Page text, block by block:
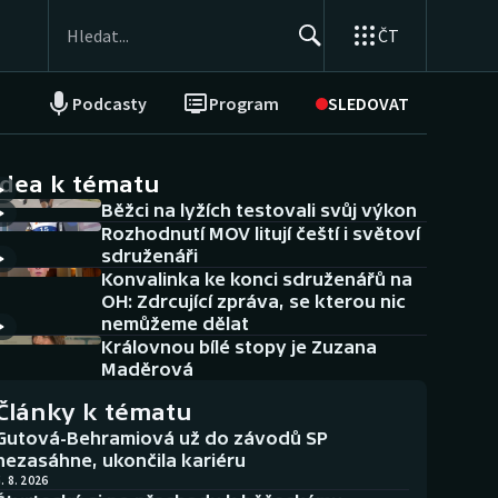
ČT
Podcasty Program SLEDOVAT
NEPŘEHLÉDNĚTE
Historické návraty
Aplikace ČT sport
AZ kvíz
k tématu
Běžci na lyžích testovali svůj výkon
Rozhodnutí MOV litují čeští i světoví
sdruženáři
Konvalinka ke konci sdruženářů na
OH: Zdrcující zpráva, se kterou nic
nemůžeme dělat
Královnou bílé stopy je Zuzana
Maděrová
k tématu
Behramiová už do závodů SP
ukončila kariéru
8. 2026